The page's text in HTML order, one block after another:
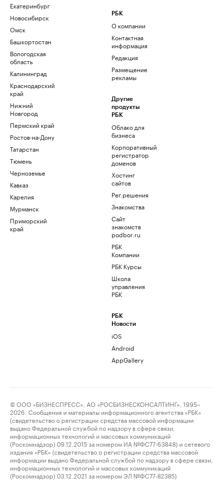
Екатеринбург
Новосибирск
Омск
Башкортостан
Вологодская
область
Калининград
Краснодарский
край
Нижний
Новгород
Пермский край
Ростов-на-Дону
Татарстан
Тюмень
Черноземье
Кавказ
Карелия
Мурманск
Приморский
край
РБК
О компании
Контактная
информация
Редакция
Размещение
рекламы
Другие
продукты
РБК
Облако для
бизнеса
Корпоративный
регистратор
доменов
Хостинг
сайтов
Рег.решения
Знакомства
Сайт
знакомств
podbor.ru
РБК
Компании
РБК Курсы
Школа
управления
РБК
РБК
Новости
iOS
Android
AppGallery
© ООО «БИЗНЕСПРЕСС», АО «РОСБИЗНЕСКОНСАЛТИНГ», 1995–
2026. Сообщения и материалы информационного агентства «РБК»
(свидетельство о регистрации средства массовой информации
выдано Федеральной службой по надзору в сфере связи,
информационных технологий и массовых коммуникаций
(Роскомнадзор) 09.12.2015 за номером ИА №ФС77-63848) и сетевого
издания «РБК» (свидетельство о регистрации средства массовой
информации выдано Федеральной службой по надзору в сфере связи,
информационных технологий и массовых коммуникаций
(Роскомнадзор) 03.12.2021 за номером ЭЛ №ФС77-82385)